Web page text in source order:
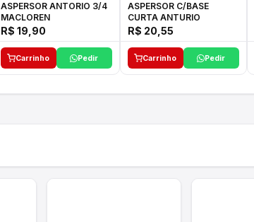
ASPERSOR ANTORIO 3/4
MACLOREN
R$ 19,90
Carrinho Pedir
ASPERSOR C/BASE
CURTA ANTURIO
R$ 20,55
Carrinho Pedir